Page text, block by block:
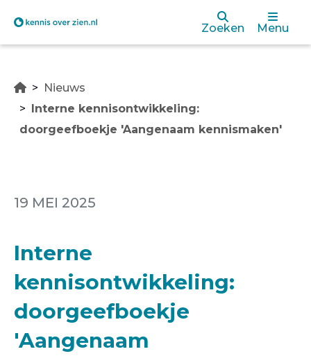
Overslaan
de
inhoud
Zoeken Menu
Nieuws
Interne kennisontwikkeling:
doorgeefboekje 'Aangenaam kennismaken'
19 MEI 2025
Interne
kennisontwikkeling:
doorgeefboekje
'Aangenaam